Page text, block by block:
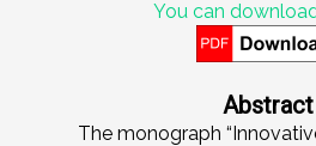
You can
Abstract
The monograph